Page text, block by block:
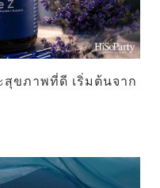
สุขภาพที่ดี เริ่มต้นจาก